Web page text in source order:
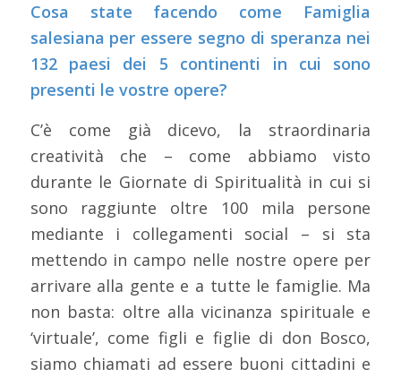
Cosa state facendo come Famiglia
salesiana per essere segno di speranza nei
132 paesi dei 5 continenti in cui sono
presenti le vostre opere?
C’è come già dicevo, la straordinaria
creatività che – come abbiamo visto
durante le Giornate di Spiritualità in cui si
sono raggiunte oltre 100 mila persone
mediante i collegamenti social – si sta
mettendo in campo nelle nostre opere per
arrivare alla gente e a tutte le famiglie. Ma
non basta: oltre alla vicinanza spirituale e
‘virtuale’, come figli e figlie di don Bosco,
siamo chiamati ad essere buoni cittadini e